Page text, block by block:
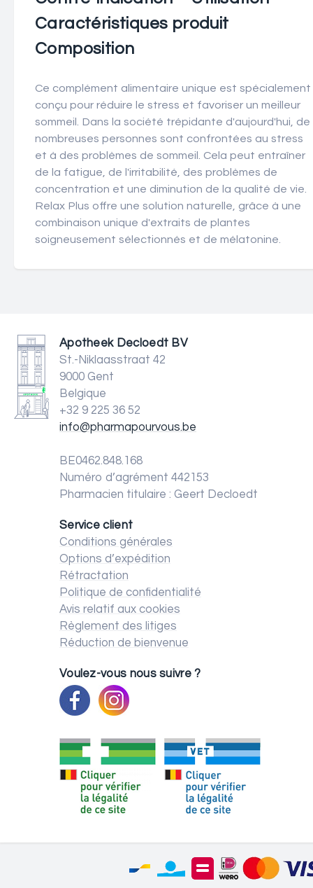
Caractéristiques produit
Composition
Ce complément alimentaire unique est spécialement
conçu pour réduire le stress et favoriser un meilleur
sommeil. Dans la société trépidante d'aujourd'hui, de
nombreuses personnes sont confrontées au stress
et à des problèmes de sommeil. Cela peut entraîner
de la fatigue, de l'irritabilité, des problèmes de
concentration et une diminution de la qualité de vie.
Relax Plus offre une solution naturelle, grâce à une
combinaison unique d'extraits de plantes
soigneusement sélectionnés et de mélatonine.
Apotheek Decloedt BV
St.-Niklaasstraat 42
9000 Gent
Belgique
+32 9 225 36 52
info@pharmapourvous.be
BE0462.848.168
Numéro d’agrément 442153
Pharmacien titulaire : Geert Decloedt
Service client
Conditions générales
Options d’expédition
Rétractation
Politique de confidentialité
Avis relatif aux cookies
Règlement des litiges
Réduction de bienvenue
Voulez-vous nous suivre ?